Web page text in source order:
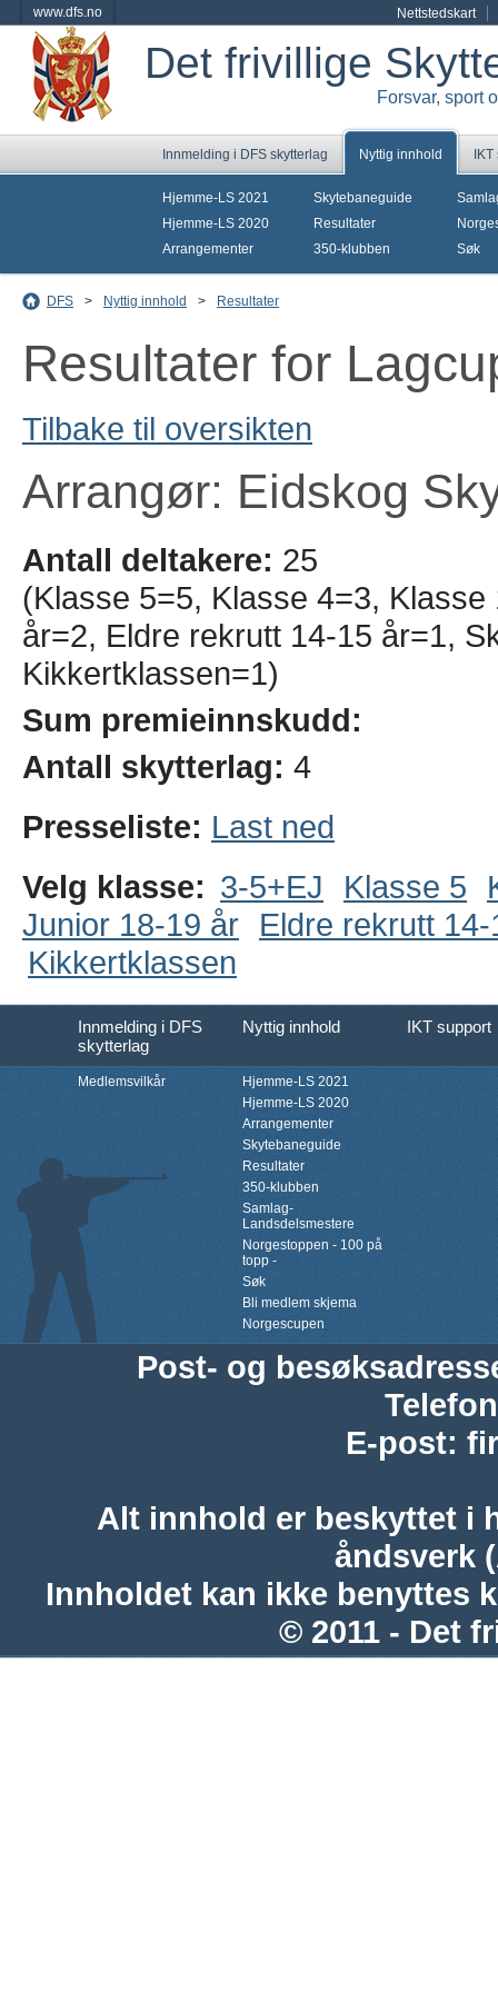
www.dfs.no Nettstedskart
Det frivillige
Forsvar, sport
Innmelding i DFS skytterlag Nyttig innhold
Hjemme-LS 2021
Hjemme-LS 2020
Arrangementer
Skytebaneguide
Resultater
350-klubben
Søk
DFS > Nyttig innhold > Resultater
Resultater for
Tilbake til oversikten
Arrangør: Eidskog
Antall deltakere: 25
(Klasse 5=5, Klasse 4=3,
år=2, Eldre rekrutt 14-15 år=1,
Kikkertklassen=1)
Sum premieinnskudd:
Antall skytterlag: 4
Presseliste: Last ned
Velg klasse: 3-5+EJ Klasse 5
Junior 18-19 år
Eldre rekrutt
Kikkertklassen
Innmelding i DFS
skytterlag
Nyttig innhold IKT support
Medlemsvilkår
Hjemme-LS 2021
Hjemme-LS 2020
Arrangementer
Skytebaneguide
Resultater
350-klubben
Samlag-
Landsdelsmestere
Norgestoppen - 100 på
topp -
Søk
Bli medlem skjema
Norgescupen
Post- og
Telefon
E-post:
Alt innhold er beskyttet i
åndsverk
Innholdet kan ikke benyttes
© 2011 - Det